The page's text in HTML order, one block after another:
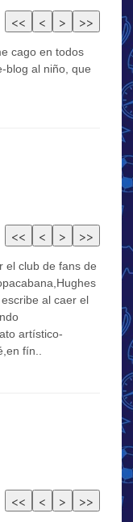
cago en todos
blog al niño, que
el club de fans de
al caer el
artístico-
fín..